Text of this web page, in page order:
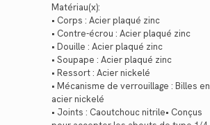
Matériau(x):
• Corps : Acier plaqué zinc
• Contre-écrou : Acier plaqué zinc
• Douille : Acier plaqué zinc
• Soupape : Acier plaqué zinc
• Ressort : Acier nickelé
• Mécanisme de verrouillage : Billes en
acier nickelé
• Joints : Caoutchouc nitrile• Conçus